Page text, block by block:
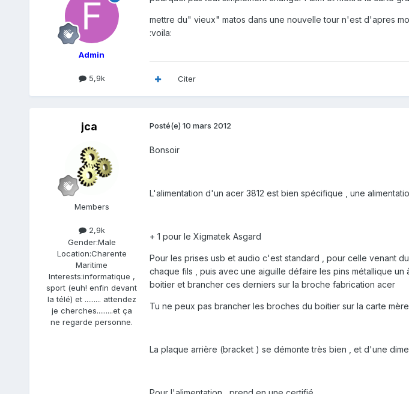
Admin
5,9k
mettre du" vieux" matos dans une nouvelle tour n'est d'apres
:voila:
Citer
jca
Members
2,9k
Gender:Male
Location:Charente
Maritime
Interests:informatique ,
sport (euh! enfin devant
la télé) et ......... attendez
je cherches.........et ça
ne regarde personne.
Posté(e) 10 mars 2012
Bonsoir
L'alimentation d'un acer 3812 est bien spécifique , une
+ 1 pour le Xigmatek Asgard
Pour les prises usb et audio c'est standard , pour celle venant
chaque fils , puis avec une aiguille défaire les pins métallique
boitier et brancher ces derniers sur la broche fabrication acer
Tu ne peux pas brancher les broches du boitier sur la carte
La plaque arrière (bracket ) se démonte très bien , et d'une